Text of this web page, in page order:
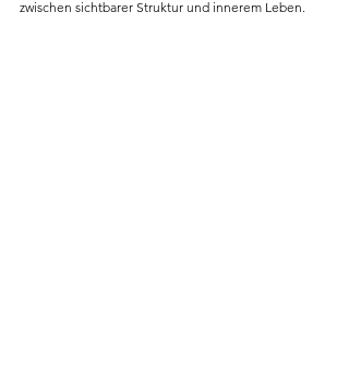
zwischen sichtbarer Struktur und innerem Leben.